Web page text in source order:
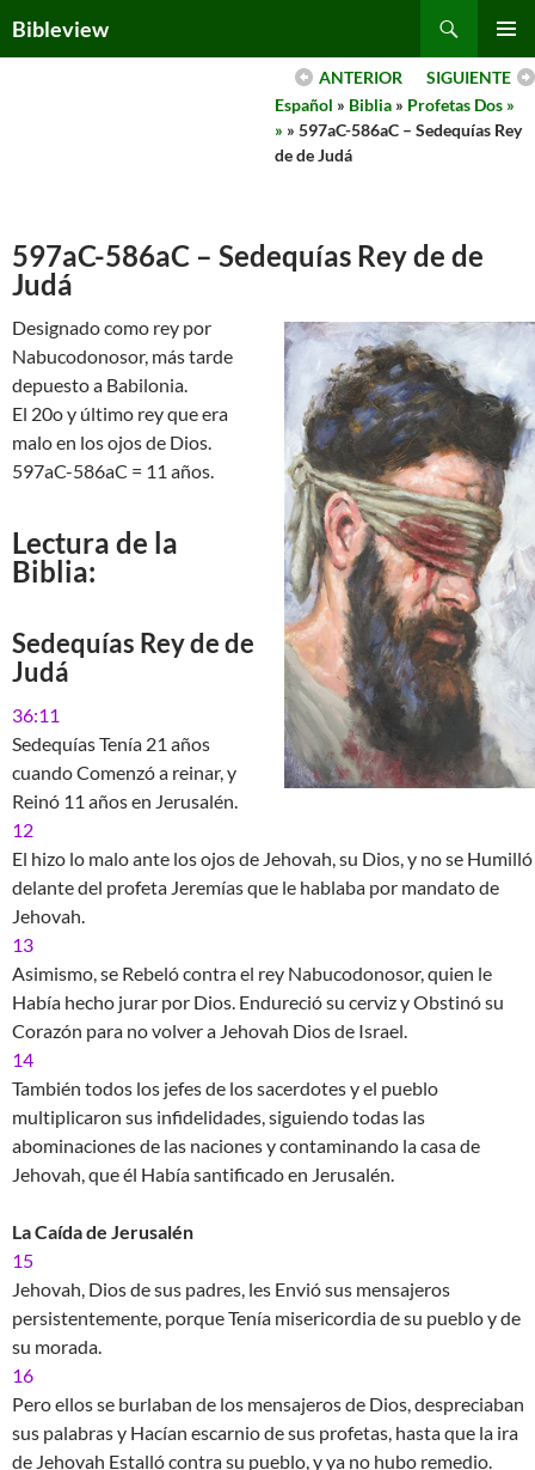
toBibleview
MENU
SIGUIENTE
ANTERIOR
Español » Biblia » Profetas Dos »
» » 597aC-586aC – Sedequías Rey
de de Judá
597aC-586aC – Sedequías Rey de de
Judá
Designado como rey por
Nabucodonosor, más tarde
depuesto a Babilonia.
El 20o y último rey que era
malo en los ojos de Dios.
597aC-586aC = 11 años.
Lectura de la
Biblia:
Sedequías Rey de de
Judá
36:11
Sedequías Tenía 21 años
cuando Comenzó a reinar, y
Reinó 11 años en Jerusalén.
12
El hizo lo malo ante los ojos de Jehovah, su Dios, y no se Humilló
delante del profeta Jeremías que le hablaba por mandato de
Jehovah.
13
Asimismo, se Rebeló contra el rey Nabucodonosor, quien le
Había hecho jurar por Dios. Endureció su cerviz y Obstinó su
Corazón para no volver a Jehovah Dios de Israel.
14
También todos los jefes de los sacerdotes y el pueblo
multiplicaron sus infidelidades, siguiendo todas las
abominaciones de las naciones y contaminando la casa de
Jehovah, que él Había santificado en Jerusalén.
La Caída de Jerusalén
15
Jehovah, Dios de sus padres, les Envió sus mensajeros
persistentemente, porque Tenía misericordia de su pueblo y de
su morada.
16
Pero ellos se burlaban de los mensajeros de Dios, despreciaban
sus palabras y Hacían escarnio de sus profetas, hasta que la ira
de Jehovah Estalló contra su pueblo, y ya no hubo remedio.